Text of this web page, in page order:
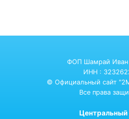
ФОП Шамрай Иван
ИНН :
© Официальный сайт
Все права
Центральный